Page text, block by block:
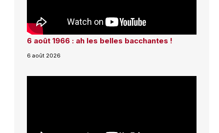
6 août 1966 : ah les belles bacchantes !
6 août 2026